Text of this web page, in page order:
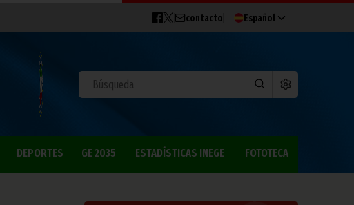
contacto Español
DEPORTES GE 2035 ESTADÍSTICAS INEGE FOTOTECA